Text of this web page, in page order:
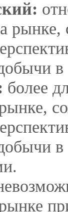
рынке,
более